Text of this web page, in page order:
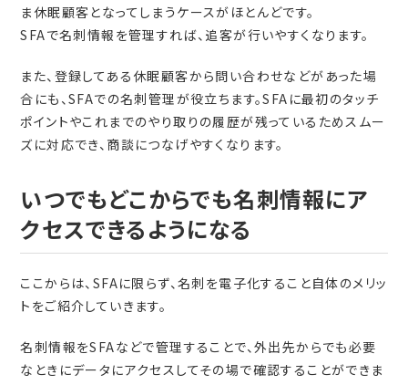
ま休眠顧客となってしまうケースがほとんどです。
SFAで名刺情報を管理すれば、追客が行いやすくなります。
また、登録してある休眠顧客から問い合わせなどがあった場
合にも、SFAでの名刺管理が役立ちます。SFAに最初のタッチ
ポイントやこれまでのやり取りの履歴が残っているためスムー
ズに対応でき、商談につなげやすくなります。
いつでもどこからでも名刺情報にア
クセスできるようになる
ここからは、SFAに限らず、名刺を電子化すること自体のメリッ
トをご紹介していきます。
名刺情報をSFAなどで管理することで、外出先からでも必要
なときにデータにアクセスしてその場で確認することができま